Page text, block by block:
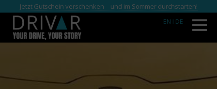
Jetzt Gutschein verschenken – und im Sommer durchstarten!
EN I DE